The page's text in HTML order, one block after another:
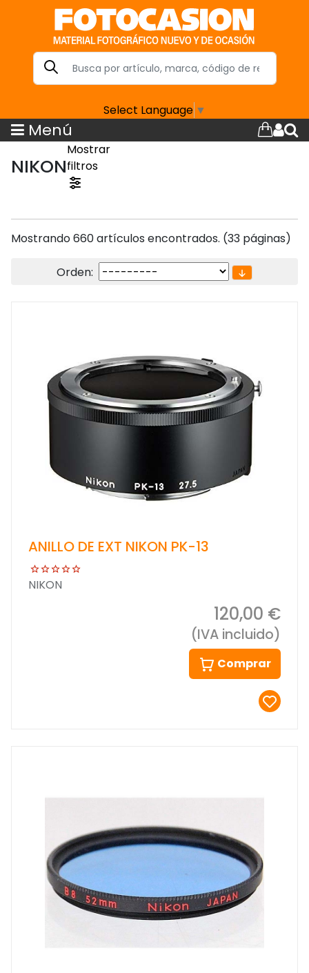
Select Language ▼
Menú
NIKON
Mostrar
filtros
Mostrando 660 artículos encontrados. (33 páginas)
Orden:
ANILLO DE EXT NIKON PK-13
NIKON
120,00 €
(IVA incluido)
Comprar